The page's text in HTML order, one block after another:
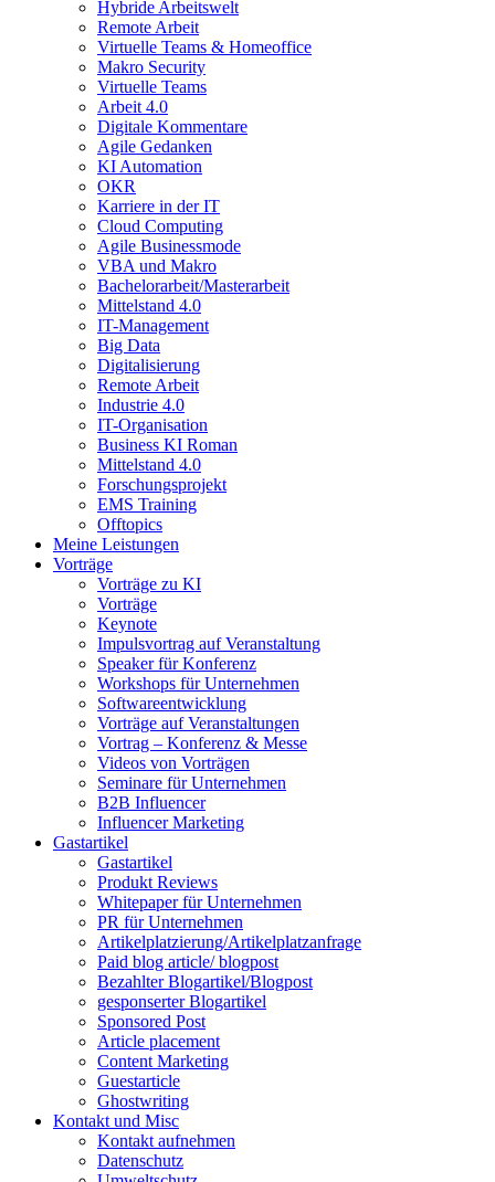
Hybride Arbeitswelt
Remote Arbeit
Virtuelle Teams & Homeoffice
Makro Security
Virtuelle Teams
Arbeit 4.0
Digitale Kommentare
Agile Gedanken
KI Automation
OKR
Karriere in der IT
Cloud Computing
Agile Businessmode
VBA und Makro
Bachelorarbeit/Masterarbeit
Mittelstand 4.0
IT-Management
Big Data
Digitalisierung
Remote Arbeit
Industrie 4.0
IT-Organisation
Business KI Roman
Mittelstand 4.0
Forschungsprojekt
EMS Training
Offtopics
Meine Leistungen
Vorträge
Vorträge zu KI
Vorträge
Keynote
Impulsvortrag auf Veranstaltung
Speaker für Konferenz
Workshops für Unternehmen
Softwareentwicklung
Vorträge auf Veranstaltungen
Vortrag – Konferenz & Messe
Videos von Vorträgen
Seminare für Unternehmen
B2B Influencer
Influencer Marketing
Gastartikel
Gastartikel
Produkt Reviews
Whitepaper für Unternehmen
PR für Unternehmen
Artikelplatzierung/Artikelplatzanfrage
Paid blog article/ blogpost
Bezahlter Blogartikel/Blogpost
gesponserter Blogartikel
Sponsored Post
Article placement
Content Marketing
Guestarticle
Ghostwriting
Kontakt und Misc
Kontakt aufnehmen
Datenschutz